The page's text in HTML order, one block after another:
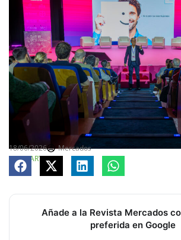
18/06/2026
Mercados
COMPARTE
Añade a la Revista Mercados
preferida en Google